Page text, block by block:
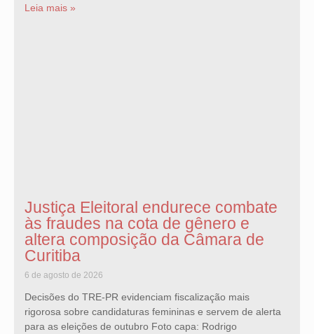
Leia mais »
Justiça Eleitoral endurece combate
às fraudes na cota de gênero e
altera composição da Câmara de
Curitiba
6 de agosto de 2026
Decisões do TRE-PR evidenciam fiscalização mais
rigorosa sobre candidaturas femininas e servem de alerta
para as eleições de outubro Foto capa: Rodrigo